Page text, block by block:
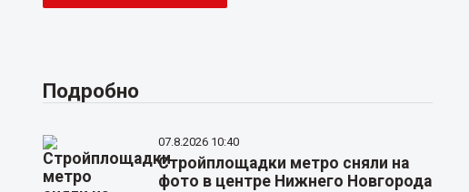
Подробно
07.8.2026 10:40
Стройплощадки метро сняли на
фото в центре Нижнего Новгорода